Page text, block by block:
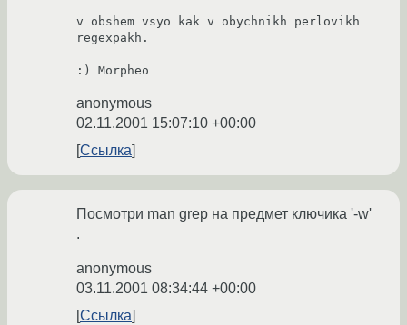
v obshem vsyo kak v obychnikh perlovikh
regexpakh.
:) Morpheo
anonymous
02.11.2001 15:07:10 +00:00
Ссылка
Посмотри man grep на предмет ключика '-w'
.
anonymous
03.11.2001 08:34:44 +00:00
Ссылка